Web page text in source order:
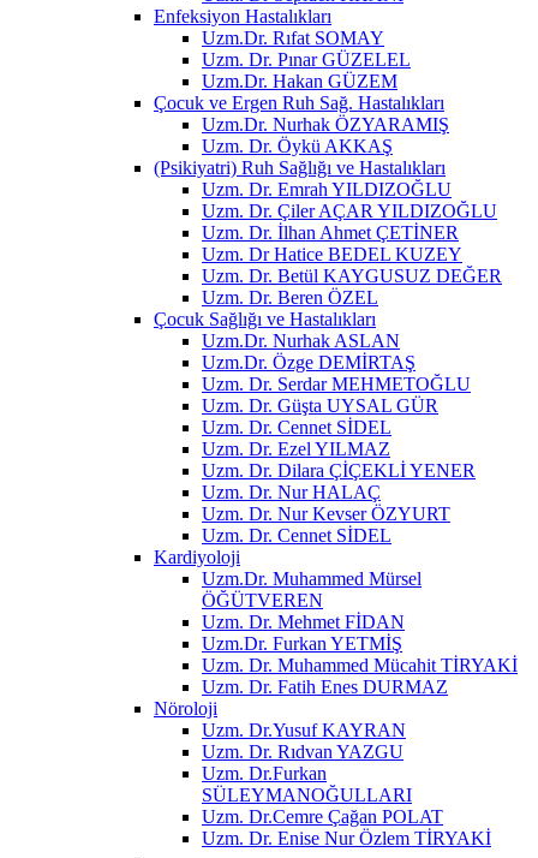
Enfeksiyon Hastalıkları
Uzm.Dr. Rıfat SOMAY
Uzm. Dr. Pınar GÜZELEL
Uzm.Dr. Hakan GÜZEM
Çocuk ve Ergen Ruh Sağ. Hastalıkları
Uzm.Dr. Nurhak ÖZYARAMIŞ
Uzm. Dr. Öykü AKKAŞ
(Psikiyatri) Ruh Sağlığı ve Hastalıkları
Uzm. Dr. Emrah YILDIZOĞLU
Uzm. Dr. Çiler AÇAR YILDIZOĞLU
Uzm. Dr. İlhan Ahmet ÇETİNER
Uzm. Dr Hatice BEDEL KUZEY
Uzm. Dr. Betül KAYGUSUZ DEĞER
Uzm. Dr. Beren ÖZEL
Çocuk Sağlığı ve Hastalıkları
Uzm.Dr. Nurhak ASLAN
Uzm.Dr. Özge DEMİRTAŞ
Uzm. Dr. Serdar MEHMETOĞLU
Uzm. Dr. Güşta UYSAL GÜR
Uzm. Dr. Cennet SİDEL
Uzm. Dr. Ezel YILMAZ
Uzm. Dr. Dilara ÇİÇEKLİ YENER
Uzm. Dr. Nur HALAÇ
Uzm. Dr. Nur Kevser ÖZYURT
Uzm. Dr. Cennet SİDEL
Kardiyoloji
Uzm.Dr. Muhammed Mürsel
ÖĞÜTVEREN
Uzm. Dr. Mehmet FİDAN
Uzm.Dr. Furkan YETMİŞ
Uzm. Dr. Muhammed Mücahit TİRYAKİ
Uzm. Dr. Fatih Enes DURMAZ
Nöroloji
Uzm. Dr.Yusuf KAYRAN
Uzm. Dr. Rıdvan YAZGU
Uzm. Dr.Furkan
SÜLEYMANOĞULLARI
Uzm. Dr.Cemre Çağan POLAT
Uzm. Dr. Enise Nur Özlem TİRYAKİ